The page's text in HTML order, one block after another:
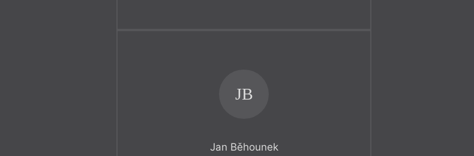
JB
Jan Běhounek